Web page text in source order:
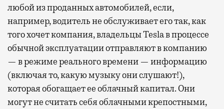
любой из проданных автомобилей, если,
например, водитель не обслуживает его так, как
того хочет компания, владельцы Tesla в процессе
обычной эксплуатации отправляют в компанию
— в режиме реального времени — информацию
(включая то, какую музыку они слушают!),
которая обогащает ее облачный капитал. Они
могут не считать себя облачными крепостными,